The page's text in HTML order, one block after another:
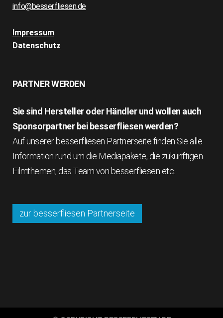
info@besserfliesen.de
Impressum
Datenschutz
PARTNER WERDEN
Sie sind Hersteller oder Händler und wollen auch
Sponsorpartner bei besserfliesen werden?
Auf unserer besserfliesen Partnerseite finden Sie alle
Information rund um die Mediapakete, die zukünftigen
Filmthemen, das Team von besserfliesen etc.
zur besserfliesen Partnerseite